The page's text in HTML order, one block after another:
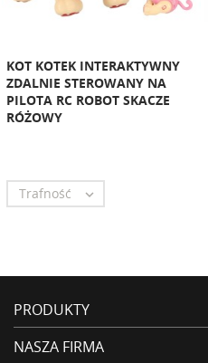
KOT KOTEK INTERAKTYWNY
ZDALNIE STEROWANY NA
PILOTA RC ROBOT SKACZE
RÓŻOWY
Trafność 
PRODUKTY
NASZA FIRMA